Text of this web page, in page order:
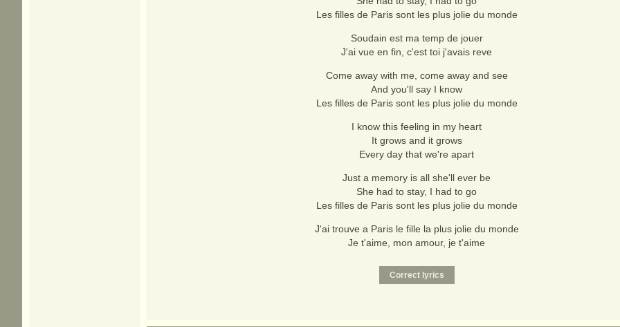
Les filles de Paris sont les plus jolie du monde
Soudain est ma temp de jouer
J'ai vue en fin, c'est toi j'avais reve
Come away with me, come away and see
And you'll say I know
Les filles de Paris sont les plus jolie du monde
I know this feeling in my heart
It grows and it grows
Every day that we're apart
Just a memory is all she'll ever be
She had to stay, I had to go
Les filles de Paris sont les plus jolie du monde
J'ai trouve a Paris le fille la plus jolie du monde
Je t'aime, mon amour, je t'aime